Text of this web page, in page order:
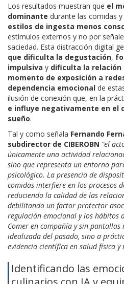
Los resultados muestran que el
dominante durante las comidas
estilos de ingesta menos
estímulos externos y no por
saciedad. Esta distracción digital
que dificulta la degustación,
impulsiva y dificulta la relación
momento de exposición a
dependencia emocional de
ilusión de conexión que, en la
e influye negativamente en el
sueño.
Tal y como señala Fernando
subdirector de CIBEROBN “el
únicamente una actividad
sino que representa un entorno
psicológico. La presencia de
comidas interfiere en los procesos
reduciendo la calidad de las
debilitando un factor protector
regulación emocional y los hábitos
Comer en compañía y sin
idealizada del pasado, sino a
evidencia científica en salud física y
Identificando las